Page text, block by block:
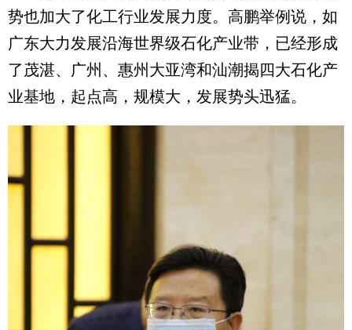
势也加大了化工行业发展力度。高鹏举例说，如
广东大力发展沿海世界级石化产业带，已经形成
了茂湛、广州、惠州大亚湾和汕潮揭四大石化产
业基地，起点高，规模大，发展势头迅猛。